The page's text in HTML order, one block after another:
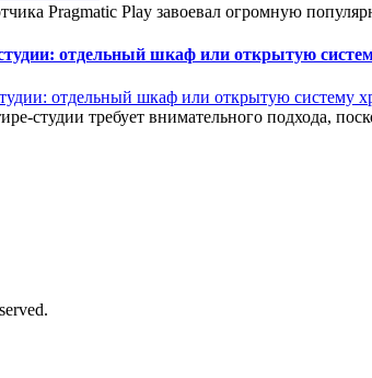
Pragmatic Play завоевал огромную
отдельный шкаф или открытую
студии требует внимательного подхода,